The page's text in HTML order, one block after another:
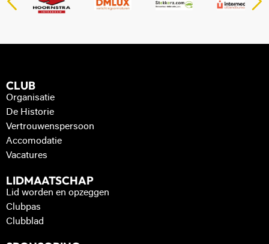
CLUB
Organisatie
De Historie
Vertrouwenspersoon
Accomodatie
Vacatures
LIDMAATSCHAP
Lid worden en opzeggen
Clubpas
Clubblad